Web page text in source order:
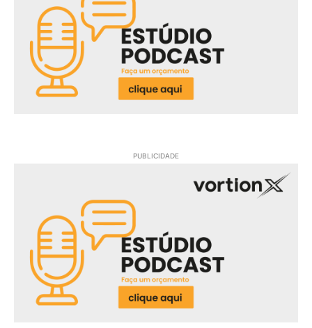
PUBLICIDADE